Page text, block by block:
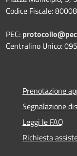
Codice Fiscale:
PEC:
Centralino Unico:
Prenotazione
Segnalazione
Leggi le FAQ
Richiesta